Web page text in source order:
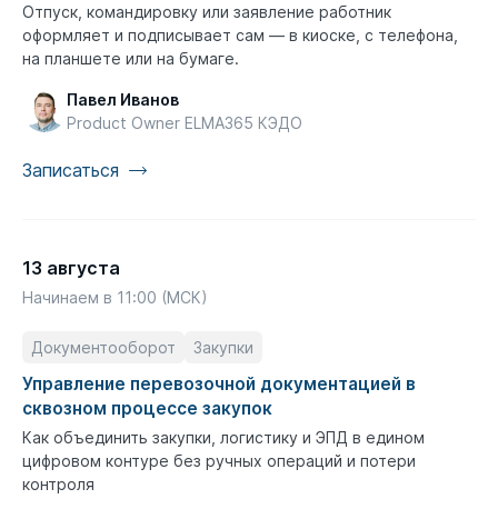
Отпуск, командировку или заявление работник
оформляет и подписывает сам — в киоске, с телефона,
на планшете или на бумаге.
Павел Иванов
Product Owner ELMA365 КЭДО
Записаться
13 августа
Начинаем в 11:00 (МСК)
Документооборот Закупки
Управление перевозочной документацией в
сквозном процессе закупок
Как объединить закупки, логистику и ЭПД в едином
цифровом контуре без ручных операций и потери
контроля